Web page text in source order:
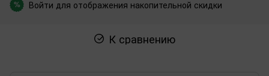
% Войти для отображения накопительной скидки
К сравнению